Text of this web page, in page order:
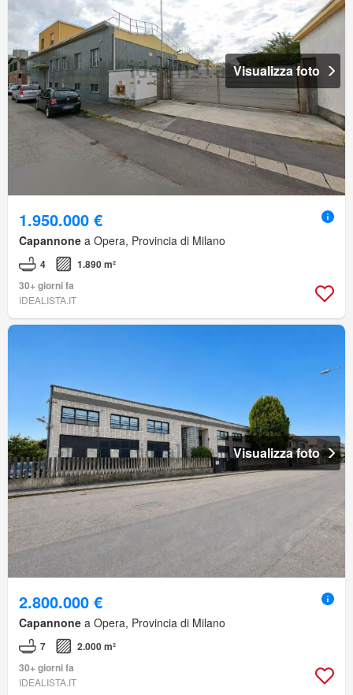
Visualizza foto
1.950.000 €
Capannone a Opera, Provincia di Milano
4
1.890 m²
30+ giorni fa
IDEALISTA.IT
Visualizza foto
2.800.000 €
Capannone a Opera, Provincia di Milano
7
2.000 m²
30+ giorni fa
IDEALISTA.IT